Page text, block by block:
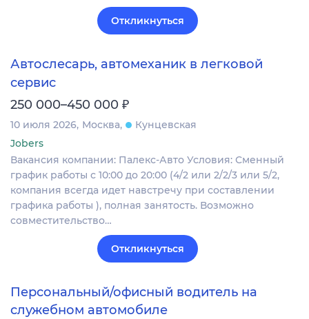
Откликнуться
Автослесарь, автомеханик в легковой
сервис
250 000–450 000 ₽
10 июля 2026 Москва
Кунцевская
Jobers
Вакансия компании: Палекс-Авто Условия: Сменный
график работы с 10:00 до 20:00 (4/2 или 2/2/3 или 5/2,
компания всегда идет навстречу при составлении
графика работы ), полная занятость. Возможно
совместительство…
Откликнуться
Персональный/офисный водитель на
служебном автомобиле